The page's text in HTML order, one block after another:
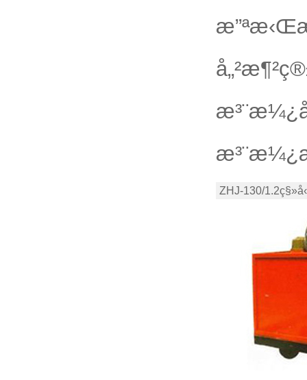
ZHJ-130/